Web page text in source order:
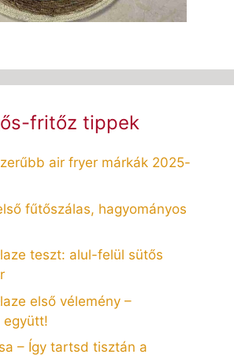
fritőz tippek
air fryer márkák 2025-
fűtőszálas, hagyományos
teszt: alul-felül sütős
első vélemény –
együtt!
– Így tartsd tisztán a